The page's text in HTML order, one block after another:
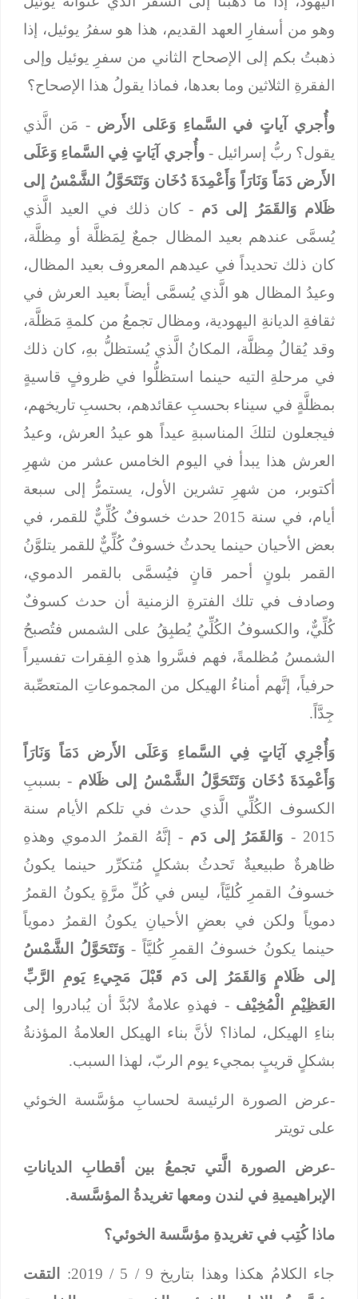
وهو من أسفارِ العهد القديم، هذا هو سفرُ يوئيل، إذا
ذهبتُ بكم إلى الإصحاح الثاني من سفرِ يوئيل وإلى
الفقرةِ الثلاثين وما بعدها، فماذا يقولُ هذا الإصحاح؟
وأُجري آياتٍ في السَّماءِ وَعَلى الأَرض- مَن الَّذي
يقول؟ ربُّ إسرائيل -وأُجري آيَاتٍ فِي السَّماءِ وَعَلَى
الأَرض دَمَاً وَنَارَاً وَأَعْمِدَةَ دُخَان وَتَتَحَوَّلُ الشَّمْسُ إلى
ظَلام وَالقَمَرُ إلى دَم- كان ذلك في العيد الَّذي
يُسمَّى عندهم بعيد المظال جمعٌ لِمَظلَّة أو مِظلَّة،
كان ذلك تحديداً في عيدهم المعروف بعيد المظال،
وعيدُ المظال هو الَّذي يُسمَّى أيضاً بعيد العرش في
ثقافةِ الديانةِ اليهودية، ومظال تجمعُ من كلمةِ مَظلَّة،
وقد يُقالُ مِظلَّة، المكانُ الَّذي يُستظلُّ بهِ، كان ذلك
في مرحلةِ التيه حينما استظلُّوا في ظروفٍ قاسيةٍ
بمظلَّةٍ في سيناء بحسبِ عقائدهم، بحسبِ تاريخهم،
فيجعلون لتلكَ المناسبةِ عيداً هو عيدُ العرش، وعيدُ
العرش هذا يبدأ في اليوم الخامس عشر من شهرِ
أكتوبر، من شهرِ تشرين الأول، يستمرُّ إلى سبعة
أيام، في سنة 2015 حدث خسوفٌ كُلِّيٌّ للقمر، في
بعض الأحيان حينما يحدثُ خسوفٌ كُلِّيٌّ للقمر يتلوَّنُ
القمر بلونٍ أحمر قانٍ فيُسمَّى بالقمر الدموي،
وصادف في تلك الفترةِ الزمنية أن حدث كسوفٌ
كُلِّيٌّ، والكسوفُ الكُلِّيُ يُطبِقُ على الشمس فتُصبحُ
الشمسُ مُظلمةً، فهم فسَّروا هذهِ الفِقرات تفسيراً
حرفياً، إنَّهم أمناءُ الهيكل من المجموعاتِ المتعصِّبة
جِدَّاً.
وَأُجْرِي آيَاتٍ فِي السَّماءِ وَعَلَى الأَرض دَمَاً وَنَارَاً
وَأَعْمِدَةَ دُخَان وَتَتَحَوَّلُ الشَّمْسُ إلى ظَلام - بسببِ
الكسوف الكُلِّي الَّذي حدث في تلكم الأيام سنة
2015 -
وَالقَمَرُ إلى دَم- إنَّهُ القمرُ الدموي وهذهِ
ظاهرةٌ طبيعيةٌ تَحدثُ بشكلٍ مُتكرِّر حينما يكونُ
خسوفُ القمرِ كُليَّاً، ليس في كُلِّ مرَّةٍ يكونُ القمرُ
دموياً ولكن في بعضِ الأحيانِ يكونُ القمرُ دموياً
حينما يكونُ خسوفُ القمرِ كُليَّاً - وَتَتَحَوَّلُ الشَّمْسُ
إلى ظَلامٍ وَالقَمَرُ إلى دَم قَبْلَ مَجِيءِ يَومِ الرَّبِّ
العَظِيْمِ الْمُخِيْف- فهذهِ علامةٌ لابُدَّ أن يُبادروا إلى
بناءِ الهيكل، لماذا؟ لأنَّ بناء الهيكل العلامةُ المؤذنةُ
بشكلٍ قريبٍ بمجيء يوم الربّ، لهذا السبب.
-عرض الصورة الرئيسة لحسابِ مؤسَّسة الخوئي
على تويتر
-عرض الصورة الَّتي تجمعُ بين أقطابِ الدياناتِ
الإبراهيميةِ في لندن ومعها تغريدةُ المؤسَّسة.
ماذا كُتِب في تغريدةِ مؤسَّسة الخوئي؟
جاء الكلامُ هكذا وهذا بتاريخ 9 / 5 / 2019:
التقت